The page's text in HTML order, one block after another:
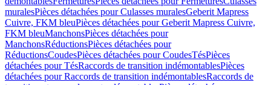
muralesPièces détachées pour Culasses muralesGeberit Mapress
Cuivre, FKM bleuPièces détachées pour Geberit Mapress Cuivre,
FKM bleuManchonsPièces détachées pour
ManchonsRéductionsPièces détachées pour
RéductionsCoudesPièces détachées pour CoudesTésPièces
détachées pour TésRaccords de transition indémontablesPièces
détachées pour Raccords de transition indémontablesRaccords de